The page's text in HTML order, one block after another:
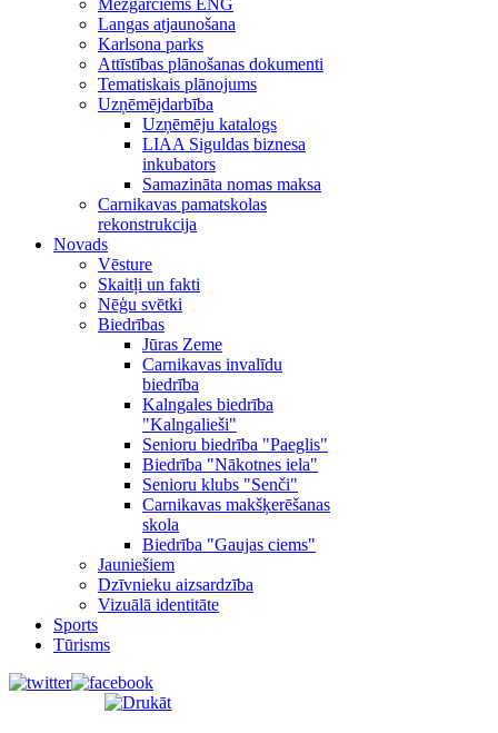
Mežgarciems ENG
Langas atjaunošana
Karlsona parks
Attīstības plānošanas dokumenti
Tematiskais plānojums
Uzņēmējdarbība
Uzņēmēju katalogs
LIAA Siguldas biznesa
inkubators
Samazināta nomas maksa
Carnikavas pamatskolas
rekonstrukcija
Novads
Vēsture
Skaitļi un fakti
Nēģu svētki
Biedrības
Jūras Zeme
Carnikavas invalīdu
biedrība
Kalngales biedrība
"Kalngalieši"
Senioru biedrība "Paeglis"
Biedrība "Nākotnes iela"
Senioru klubs "Senči"
Carnikavas makšķerēšanas
skola
Biedrība "Gaujas ciems"
Jauniešiem
Dzīvnieku aizsardzība
Vizuālā identitāte
Sports
Tūrisms